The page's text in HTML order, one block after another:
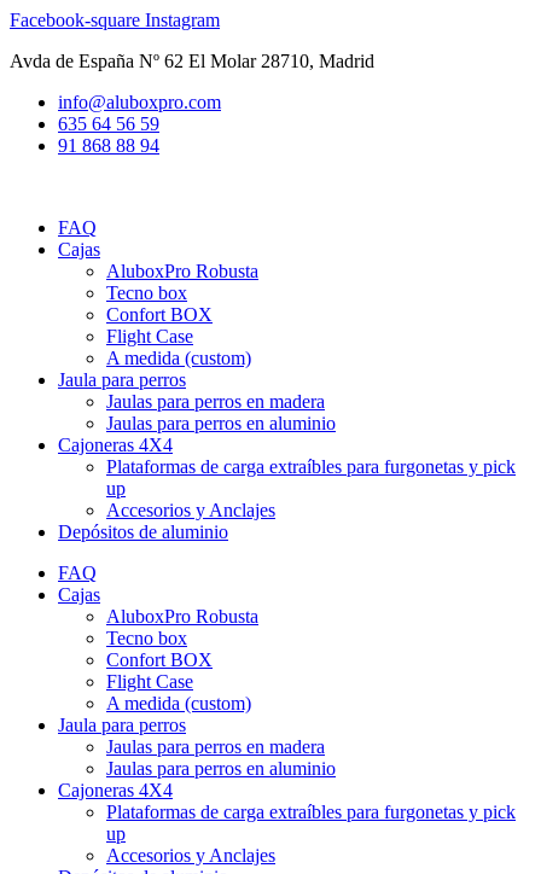
Ir
contenido
Facebook-square Instagram
Avda de España Nº 62 El Molar 28710, Madrid
info@aluboxpro.com
635 64 56 59
91 868 88 94
FAQ
Cajas
AluboxPro Robusta
Tecno box
Confort BOX
Flight Case
A medida (custom)
Jaula para perros
Jaulas para perros en madera
Jaulas para perros en aluminio
Cajoneras 4X4
Plataformas de carga extraíbles para furgonetas y pick
up
Accesorios y Anclajes
Depósitos de aluminio
FAQ
Cajas
AluboxPro Robusta
Tecno box
Confort BOX
Flight Case
A medida (custom)
Jaula para perros
Jaulas para perros en madera
Jaulas para perros en aluminio
Cajoneras 4X4
Plataformas de carga extraíbles para furgonetas y pick
up
Accesorios y Anclajes